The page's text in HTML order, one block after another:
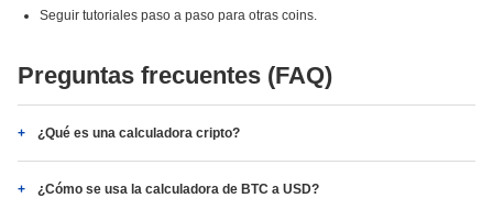
Seguir tutoriales paso a paso para otras coins.
Preguntas frecuentes (FAQ)
¿Qué es una calculadora cripto?
¿Cómo se usa la calculadora de BTC a USD?